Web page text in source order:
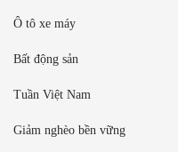
Ô tô xe máy
Bất động sản
Tuần Việt Nam
Giảm nghèo bền vững